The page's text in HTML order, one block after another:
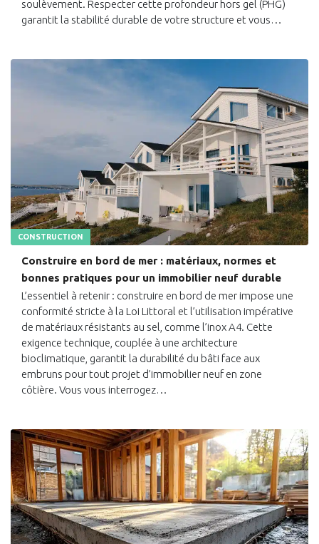
soulèvement. Respecter cette profondeur hors gel (PHG)
garantit la stabilité durable de votre structure et vous…
CONSTRUCTION
Construire en bord de mer : matériaux, normes et
bonnes pratiques pour un immobilier neuf durable
L’essentiel à retenir : construire en bord de mer impose une
conformité stricte à la Loi Littoral et l’utilisation impérative
de matériaux résistants au sel, comme l’inox A4. Cette
exigence technique, couplée à une architecture
bioclimatique, garantit la durabilité du bâti face aux
embruns pour tout projet d’immobilier neuf en zone
côtière. Vous vous interrogez…